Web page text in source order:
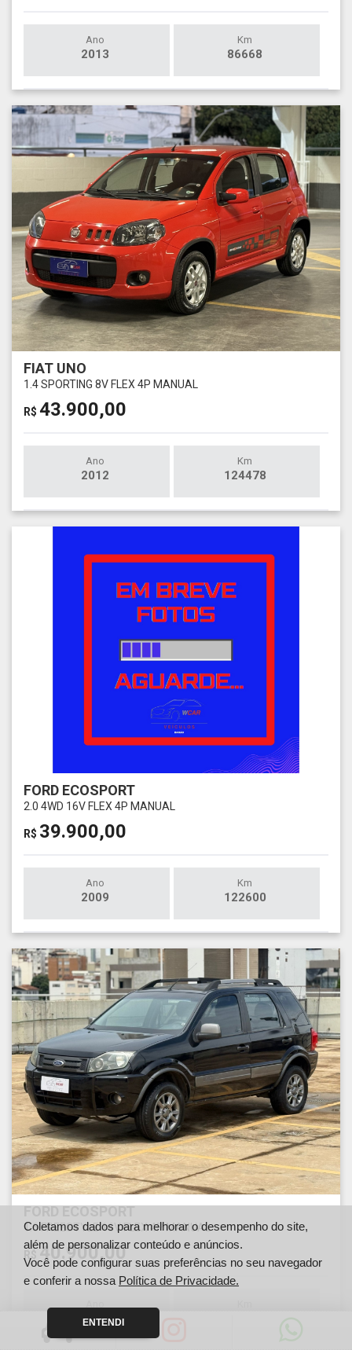
Ano
2013
Km
86668
FIAT UNO
1.4 SPORTING 8V FLEX 4P MANUAL
R$ 43.900,00
Ano
2012
Km
124478
FORD ECOSPORT
2.0 4WD 16V FLEX 4P MANUAL
R$ 39.900,00
Ano
2009
Km
122600
1.6 FREESTYLE 16V FLEX 4P MANUAL
40.900,00
2012
Coletamos dados para melhorar o desempenho do site,
além de personalizar conteúdo e anúncios.
Você pode configurar suas preferências no seu navegador
e conferir a nossa Política de Privacidade.
ENTENDI